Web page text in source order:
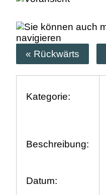
« Rückwärts
Kategorie:
Beschreibung:
Datum: